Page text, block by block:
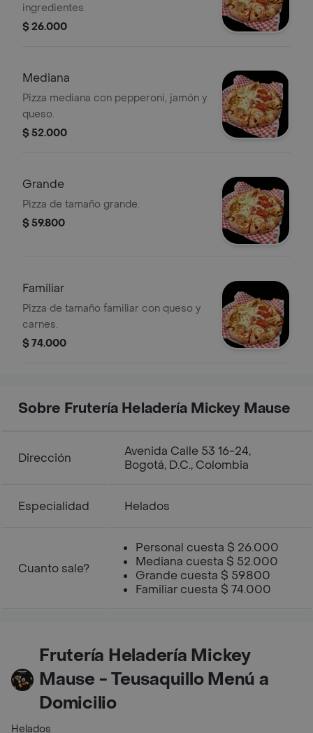
ingredientes.
$ 26.000
Mediana
Pizza mediana con pepperoni, jamón y
queso.
$ 52.000
Grande
Pizza de tamaño grande.
$ 59.800
Familiar
Pizza de tamaño familiar con queso y
carnes.
$ 74.000
Sobre Frutería Heladería Mickey Mause
Dirección
Avenida Calle 53 16-24,
Bogotá, D.C., Colombia
Especialidad Helados
Cuanto sale?
Personal cuesta $ 26.000
Mediana cuesta $ 52.000
Grande cuesta $ 59.800
Familiar cuesta $ 74.000
Frutería Heladería Mickey
Mause - Teusaquillo Menú a
Domicilio
Helados